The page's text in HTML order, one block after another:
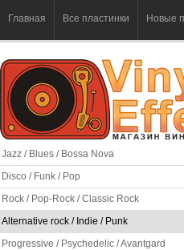
Главная Все пластинки Новые
Jazz / Blues / Bossa Nova
Disco / Funk / Pop
Rock / Pop-Rock / Classic Rock
Alternative rock / Indie / Punk
Progressive / Psychedelic / Avantgard